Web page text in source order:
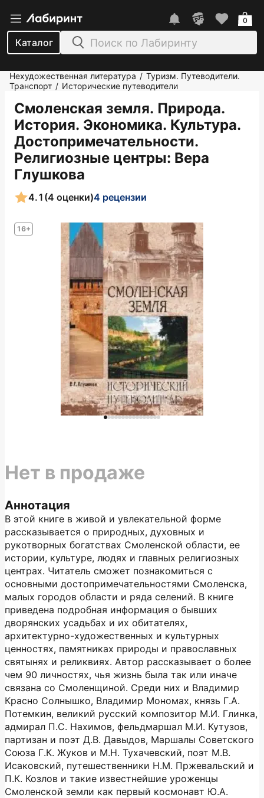
Каталог
0
Нехудожественная литература / Туризм. Путеводители.
Транспорт / Исторические путеводители
Смоленская земля. Природа.
История. Экономика. Культура.
Достопримечательности.
Религиозные центры: Вера
Глушкова
16+
4.1 (4 оценки)4 рецензии
Аннотация
В этой книге в живой и увлекательной форме
рассказывается о природных, духовных и
рукотворных богатствах Смоленской области, ее
истории, культуре, людях и главных религиозных
центрах. Читатель сможет познакомиться с
основными достопримечательностями Смоленска,
малых городов области и ряда селений. В книге
приведена подробная информация о бывших
дворянских усадьбах и их обитателях,
архитектурно-художественных и культурных
ценностях, памятниках природы и православных
святынях и реликвиях. Автор рассказывает о более
чем 90 личностях, чья жизнь была так или иначе
связана со Смоленщиной. Среди них и Владимир
Красно Солнышко, Владимир Мономах, князь Г.А.
Потемкин, великий русский композитор М.И. Глинка,
адмирал П.С. Нахимов, фельдмаршал М.И. Кутузов,
партизан и поэт Д.В. Давыдов, Маршалы Советского
Союза Г.К. Жуков и М.Н. Тухачевский, поэт М.В.
Исаковский, путешественники Н.М. Пржевальский и
П.К. Козлов и такие известнейшие уроженцы
Смоленской земли как первый космонавт Ю.А.
Нет в продаже